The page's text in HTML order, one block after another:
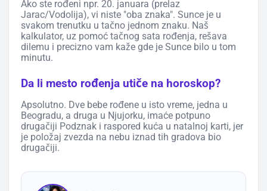
Ako ste rođeni npr. 20. januara (prelaz
Jarac/Vodolija), vi niste "oba znaka". Sunce je u
svakom trenutku u tačno jednom znaku. Naš
kalkulator, uz pomoć tačnog sata rođenja, rešava
dilemu i precizno vam kaže gde je Sunce bilo u tom
minutu.
Da li mesto rođenja utiče na horoskop?
Apsolutno. Dve bebe rođene u isto vreme, jedna u
Beogradu, a druga u Njujorku, imaće potpuno
drugačiji Podznak i raspored kuća u natalnoj karti, jer
je položaj zvezda na nebu iznad tih gradova bio
drugačiji.